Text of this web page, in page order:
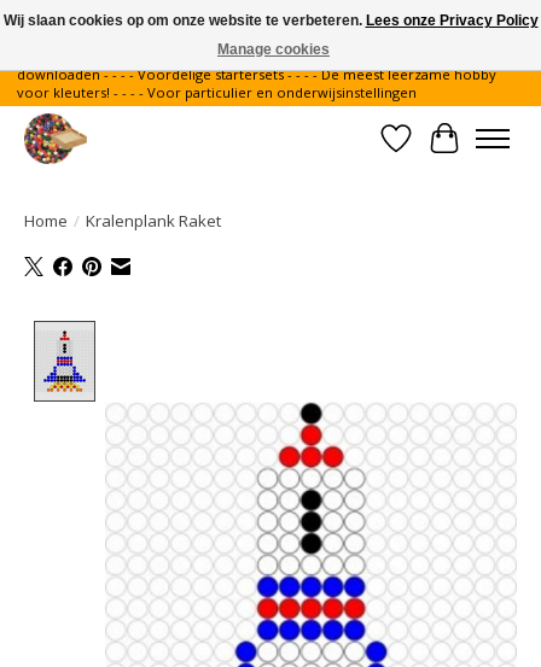
Gratis verzending binnen Nederland - - - - Legvoorbeelden gratis te
downloaden - - - - Voordelige startersets - - - - De meest leerzame hobby
voor kleuters! - - - - Voor particulier en onderwijsinstellingen
Verlanglijst
Home / Kralenplank Raket
Wij slaan cookies op om onze website te verbeteren. Lees onze Privacy Policy
Manage cookies